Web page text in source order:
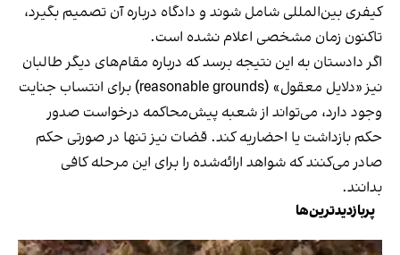
کیفری بین‌المللی شامل شوند و دادگاه درباره آن تصمیم بگیرد،
تاکنون زمان مشخصی اعلام نشده است.
اگر دادستان به این نتیجه برسد که درباره مقام‌های دیگر طالبان
نیز «دلایل معقول» (reasonable grounds) برای انتساب جنایت
وجود دارد، می‌تواند از شعبه پیش‌محاکمه درخواست صدور
حکم بازداشت یا احضاریه کند. قضات نیز تنها در صورتی حکم
صادر می‌کنند که شواهد ارائه‌شده را برای این مرحله کافی
بدانند.
پربازدیدترین‌ها